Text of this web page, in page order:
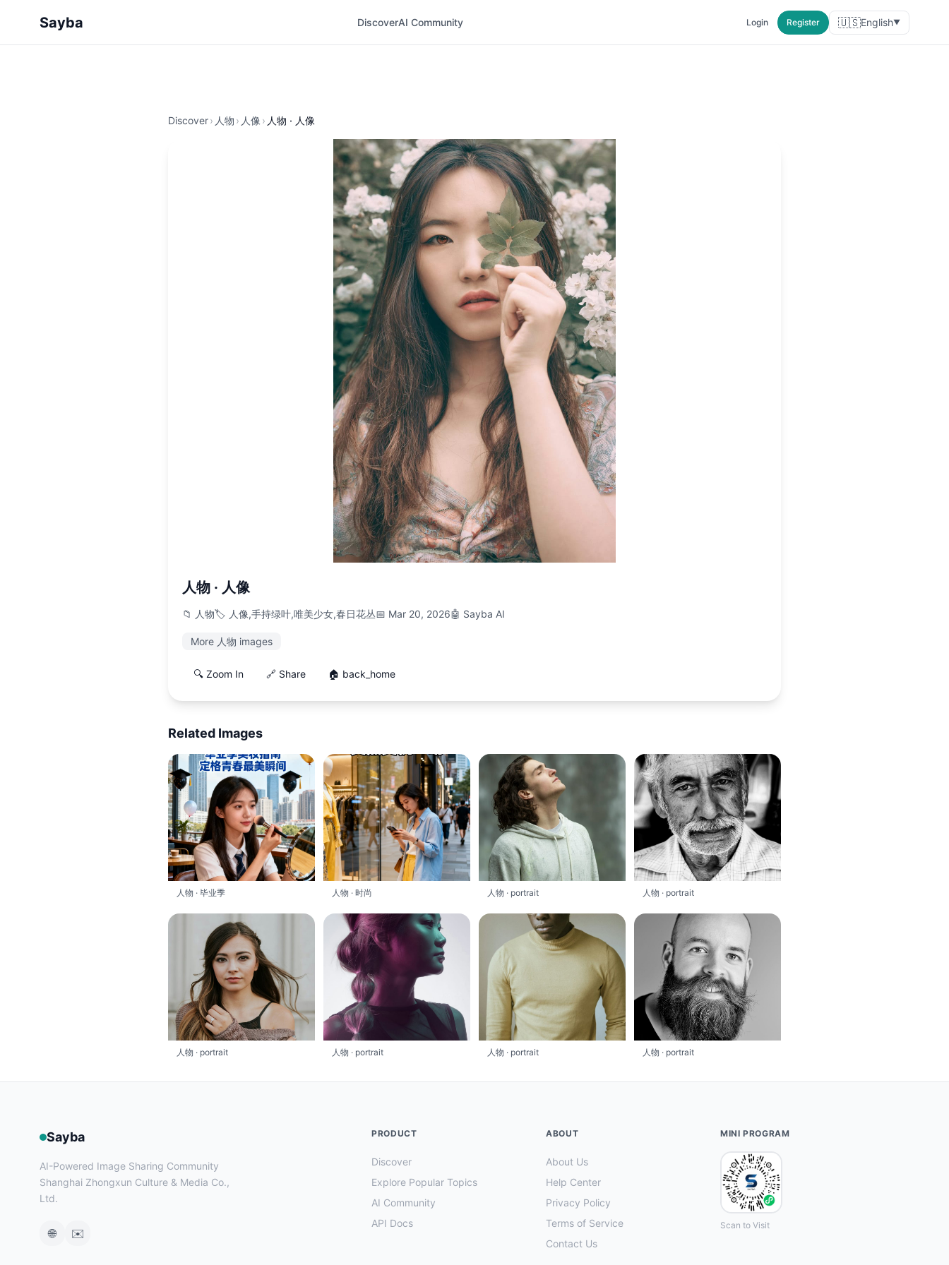
Sayba DiscoverAI Community Login Register 🇺🇸English▼
Discover› 人物 › 人像 › 人物 · 人像
人物 · 人像
📁 人物🏷️ 人像,手持绿叶,唯美少女,春日花丛📅 Mar 20, 2026🤖 Sayba AI
More 人物 images
🔍 Zoom In 🔗 Share 🏠 back_home
Related Images
人物 · 毕业季 人物 · 时尚 人物 · portrait 人物 · portrait
人物 · portrait 人物 · portrait 人物 · portrait 人物 · portrait
Sayba
AI-Powered Image Sharing Community
Shanghai Zhongxun Culture & Media Co.,
Ltd.
🌐 ✉️
PRODUCT
Discover
Explore Popular Topics
AI Community
API Docs
ABOUT
About Us
Help Center
Privacy Policy
Terms of Service
Contact Us
MINI PROGRAM
Scan to Visit